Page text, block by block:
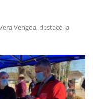
Vengoa, destacó la